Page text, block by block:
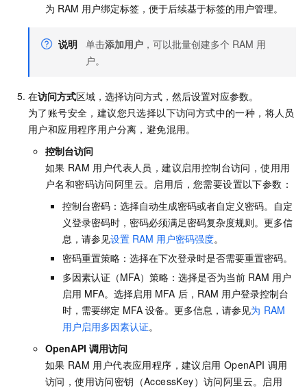
为 RAM 用户绑定标签，便于后续基于标签的用户管理。
说明 单击添加用户 ，可以批量创建多个 RAM 用
户。
在访问方式区域，选择访问方式，然后设置对应参数。
为了账号安全，建议您只选择以下访问方式中的一种，将人员
用户和应用程序用户分离，避免混用。
控制台访问
如果 RAM 用户代表人员，建议启用控制台访问，使用用
户名和密码访问阿里云。启用后，您需要设置以下参数：
控制台密码：选择自动生成密码或者自定义密码。自定
义登录密码时，密码必须满足密码复杂度规则。更多信
息，请参见设置 RAM 用户密码强度。
密码重置策略：选择在下次登录时是否需要重置密码。
多因素认证（MFA）策略：选择是否为当前 RAM 用户
启用 MFA。选择启用 MFA 后，RAM 用户登录控制台
时，需要绑定 MFA 设备。更多信息，请参见为 RAM
用户启用多因素认证。
OpenAPI 调用访问
如果 RAM 用户代表应用程序，建议启用 OpenAPI 调用
访问，使用访问密钥（AccessKey）访问阿里云。启用